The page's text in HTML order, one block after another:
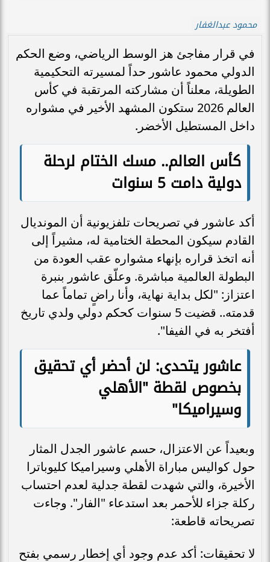
محمود عبدالغفار
في قرار مفاجئ هز الوسط الرياضي، وضع الحكم
الدولي محمود عاشور حداً لمسيرته التحكيمية
الطويلة، معلناً أن مشاركته المرتقبة في كأس
العالم 2026 ستكون المشهد الأخير في مشواره
داخل المستطيل الأخضر.
كأس العالم.. مسك الختام لرحلة
دولية دامت 5 سنوات
أكد عاشور في تصريحات تلفزيونية أن المونديال
القادم سيكون المحطة الختامية له، مشيراً إلى
أنه اتخذ قراره بإنهاء مشواره عقب العودة من
البطولة العالمية مباشرة. وعلّق عاشور بنبرة
اعتزاز: "لكل بداية نهاية، وأنا راضٍ تماماً عما
قدمته.. قضيت 5 سنوات كحكم دولي ولدي تاريخ
أفتخر به في الفيفا".
عاشور يتحدى: لن أحضر أي تحقيق
بخصوص لقطة "الأهلي
وسيراميكا"
وبعيداً عن الاعتزال، حسم عاشور الجدل المثار
حول كواليس مباراة الأهلي وسيراميكا كليوباترا
الأخيرة، والتي شهدت لقطة جدلية لعدم احتساب
ركلة جزاء للأحمر بعد استدعاء "الفار". وجاءت
تصريحاته قاطعة:
لا تحقيقات: أكد عدم وجود أي إخطار رسمي بفتح